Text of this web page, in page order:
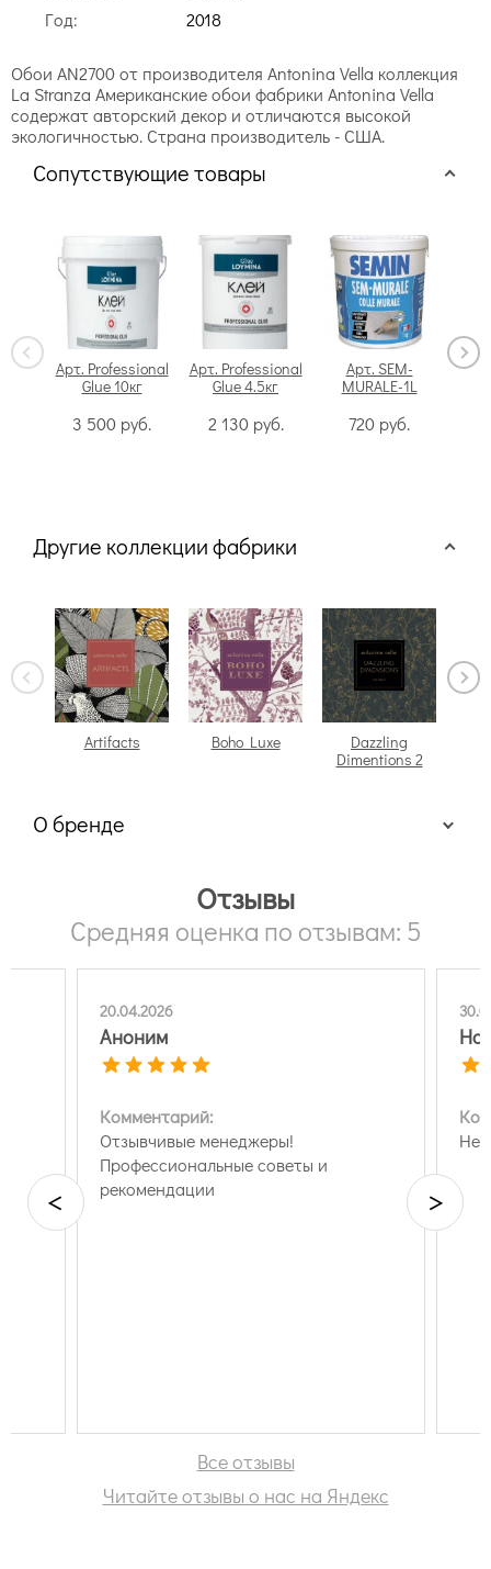
Год:
2018
Обои AN2700 от производителя Antonina Vella коллекция
La Stranza Американские обои фабрики Antonina Vella
содержат авторский декор и отличаются высокой
экологичностью. Страна производитель - США.
Сопутствующие товары
Арт. Professional
Glue 10кг
3 500 руб.
Арт. Professional
Glue 4.5кг
2 130 руб.
Арт. SEM-
MURALE-1L
720 руб.
Другие коллекции фабрики
Artifacts Boho Luxe
Dazzling
Dimentions 2
О бренде
Отзывы
Средняя оценка по отзывам: 5
20.04.2026
Аноним
Комментарий:
Отзывчивые менеджеры!
Профессиональные советы и
рекомендации
Нет
< >
Все отзывы
Читайте отзывы о нас на Яндекс